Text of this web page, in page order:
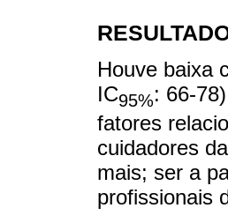
Houve baixa
IC95%: 66-
fatores
cuidadores
mais; ser a
profissionais